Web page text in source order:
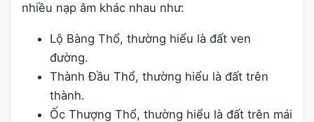
nhiều nạp âm khác nhau như:
Lộ Bàng Thổ, thường hiểu là đất ven
đường.
Thành Đầu Thổ, thường hiểu là đất trên
thành.
Ốc Thượng Thổ, thường hiểu là đất trên mái